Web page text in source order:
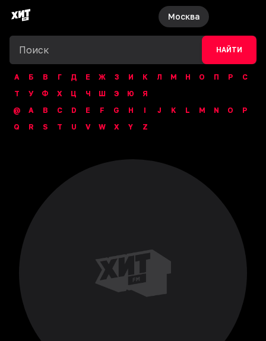
Москва
НАЙТИ
А Б В Г Д Е Ж З И К Л М Н О П Р
С
Т
У Ф Х Ц Ч Ш Э Ю
Я
@
A B C D E F G H I J K L M N O
P
Q
R S T U V W X Y Z